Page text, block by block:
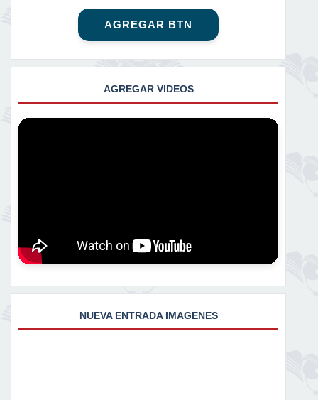
AGREGAR BTN
AGREGAR VIDEOS
NUEVA ENTRADA IMAGENES